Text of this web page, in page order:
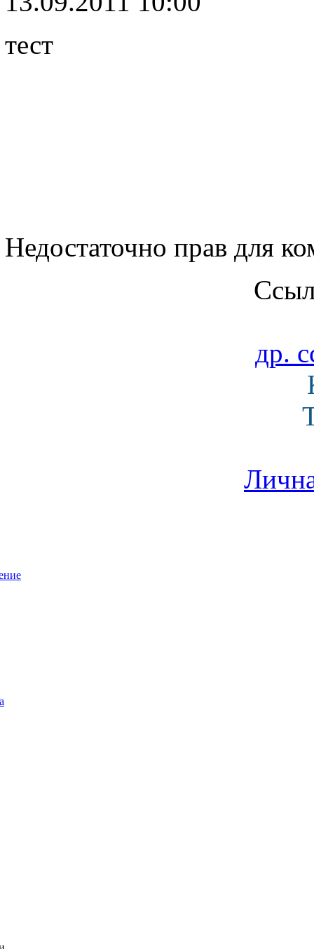
тест
Недостаточно прав для
др.